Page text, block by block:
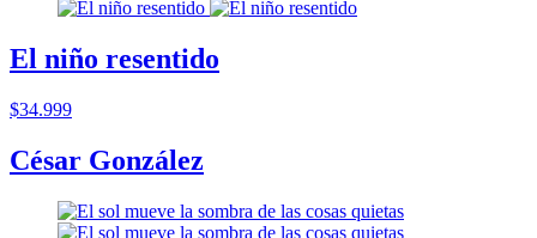
El niño resentido
$34.999
César González